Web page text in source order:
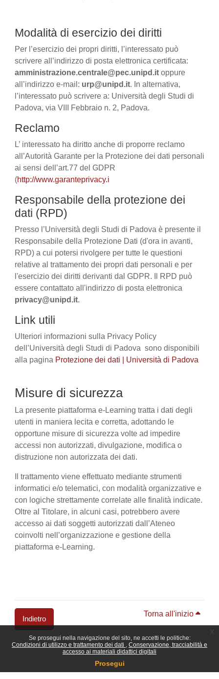
Se prosegui nella navigazione del sito, ne accetti le politiche:
Condizioni di utilizzo e trattamento dei dati
Conservazione, tracciabilità e
accesso ai materiali didattici digitali
Prosegui
Modalità di esercizio dei diritti
Per l’esercizio dei propri diritti, l’interessato può
scrivere all’indirizzo di posta elettronica certificata:
amministrazione.centrale@pec.unipd.it oppure
all’indirizzo e-mail: urp@unipd.it. In alternativa,
l’interessato può scrivere a: Università degli Studi di
Padova, via VIII Febbraio n. 2, Padova.
Reclamo
L’ interessato ha diritto anche di proporre reclamo
all’Autorità Garante per la Protezione dei dati personali
ai sensi dell’art.77 del GDPR
(http://www.garanteprivacy.i
Responsabile della protezione dei
dati (RPD)
Presso l’Università degli Studi di Padova è presente il
Responsabile della Protezione Dati (d'ora in avanti,
RPD) a cui potersi rivolgere per tutte le questioni
relative al trattamento dei propri dati personali e per
l'esercizio dei diritti derivanti dal GDPR. Il RPD può
essere contattato all'indirizzo di posta elettronica
privacy@unipd.it.
Link utili
Ulteriori informazioni sulla Privacy Policy
dell’Università degli Studi di Padova sono disponibili
alla pagina Protezione dei dati | Università di Padova
Misure di sicurezza
La presente piattaforma e-Learning tratta i dati degli
utenti in maniera lecita e corretta, adottando le
opportune misure di sicurezza volte ad impedire
accessi non autorizzati, divulgazione, modifica o
distruzione non autorizzata dei dati.
Il trattamento viene effettuato mediante strumenti
informatici e/o telematici, con modalità organizzative e
con logiche strettamente correlate alle finalità indicate.
Oltre al Titolare, in alcuni casi, potrebbero avere
accesso ai dati soggetti autorizzati dall’Ateneo
coinvolti nell’organizzazione e gestione della
piattaforma e-Learning.
Indietro
Torna all'inizio
Blocchi